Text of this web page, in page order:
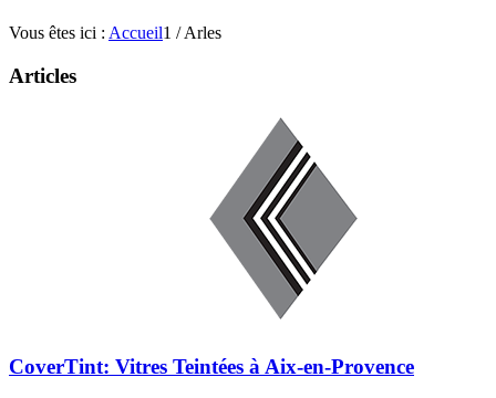
Vous êtes ici : Accueil1 / Arles
Articles
CoverTint: Vitres Teintées à Aix-en-Provence